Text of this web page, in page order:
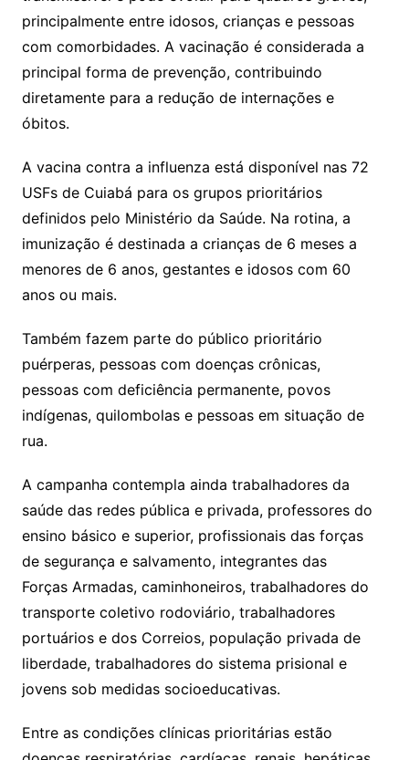
principalmente entre idosos, crianças e pessoas
com comorbidades. A vacinação é considerada a
principal forma de prevenção, contribuindo
diretamente para a redução de internações e
óbitos.
A vacina contra a influenza está disponível nas 72
USFs de Cuiabá para os grupos prioritários
definidos pelo Ministério da Saúde. Na rotina, a
imunização é destinada a crianças de 6 meses a
menores de 6 anos, gestantes e idosos com 60
anos ou mais.
Também fazem parte do público prioritário
puérperas, pessoas com doenças crônicas,
pessoas com deficiência permanente, povos
indígenas, quilombolas e pessoas em situação de
rua.
A campanha contempla ainda trabalhadores da
saúde das redes pública e privada, professores do
ensino básico e superior, profissionais das forças
de segurança e salvamento, integrantes das
Forças Armadas, caminhoneiros, trabalhadores do
transporte coletivo rodoviário, trabalhadores
portuários e dos Correios, população privada de
liberdade, trabalhadores do sistema prisional e
jovens sob medidas socioeducativas.
Entre as condições clínicas prioritárias estão